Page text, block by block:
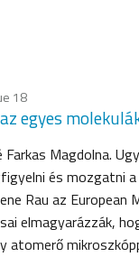
18
egyes
Magdolna.
és mozgatni
Rau az European
elmagyarázzák,
atomerő